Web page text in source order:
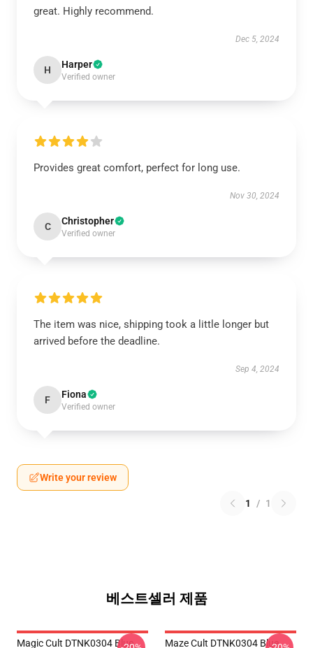
great. Highly recommend.
Dec 5, 2024
H Harper
Verified owner
Provides great comfort, perfect for long use.
Nov 30, 2024
C Christopher
Verified owner
The item was nice, shipping took a little longer but
arrived before the deadline.
Sep 4, 2024
F Fiona
Verified owner
Write your review
1 / 1
베스트셀러 제품
Magic Cult DTNK0304 Blue
Maze Cult DTNK0304 Blue